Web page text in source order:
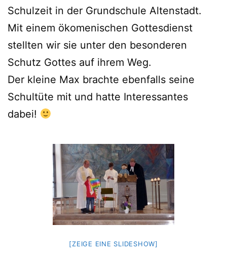
Schulzeit in der Grundschule Altenstadt.
Mit einem ökomenischen Gottesdienst
stellten wir sie unter den besonderen
Schutz Gottes auf ihrem Weg.
Der kleine Max brachte ebenfalls seine
Schultüte mit und hatte Interessantes
dabei!
[ZEIGE EINE SLIDESHOW]